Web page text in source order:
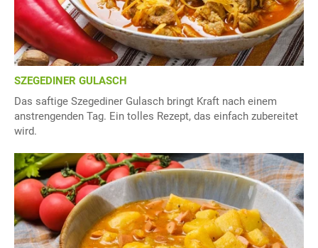
SZEGEDINER GULASCH
Das saftige Szegediner Gulasch bringt Kraft nach einem
anstrengenden Tag. Ein tolles Rezept, das einfach zubereitet
wird.